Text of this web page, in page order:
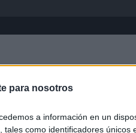
para nosotros
a información en un
tales como identificadores únicos